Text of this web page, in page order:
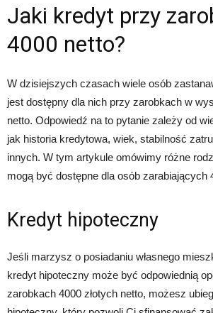
Jaki kredyt przy
4000 netto?
W dzisiejszych czasach wiele osób
jest dostępny dla nich przy zarobkach w
netto. Odpowiedź na to pytanie zależy od
jak historia kredytowa, wiek, stabilność
innych. W tym artykule omówimy różne
mogą być dostępne dla osób zarabiających
Kredyt hipoteczny
Jeśli marzysz o posiadaniu własnego
kredyt hipoteczny może być odpowiednią
zarobkach 4000 złotych netto, możesz